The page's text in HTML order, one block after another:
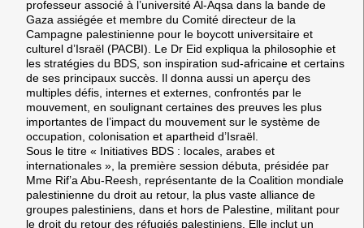
professeur associé à l’université Al-Aqsa dans la bande de
Gaza assiégée et membre du Comité directeur de la
Campagne palestinienne pour le boycott universitaire et
culturel d’Israël (PACBI). Le Dr Eid expliqua la philosophie et
les stratégies du BDS, son inspiration sud-africaine et certains
de ses principaux succès. Il donna aussi un aperçu des
multiples défis, internes et externes, confrontés par le
mouvement, en soulignant certaines des preuves les plus
importantes de l’impact du mouvement sur le système de
occupation, colonisation et apartheid d’Israël.
Sous le titre « Initiatives BDS : locales, arabes et
internationales » , la première session débuta, présidée par
Mme Rif’a Abu-Reesh , représentante de la Coalition mondiale
palestinienne du droit au retour, la plus vaste alliance de
groupes palestiniens, dans et hors de Palestine, militant pour
le droit du retour des réfugiés palestiniens. Elle inclut un